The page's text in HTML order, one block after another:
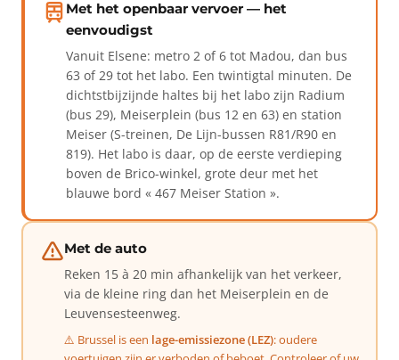
Met het openbaar vervoer — het
eenvoudigst
Vanuit Elsene: metro 2 of 6 tot Madou, dan bus
63 of 29 tot het labo. Een twintigtal minuten. De
dichtstbijzijnde haltes bij het labo zijn Radium
(bus 29), Meiserplein (bus 12 en 63) en station
Meiser (S-treinen, De Lijn-bussen R81/R90 en
819). Het labo is daar, op de eerste verdieping
boven de Brico-winkel, grote deur met het
blauwe bord « 467 Meiser Station ».
Met de auto
Reken 15 à 20 min afhankelijk van het verkeer,
via de kleine ring dan het Meiserplein en de
Leuvensesteenweg.
⚠️ Brussel is een lage-emissiezone (LEZ): oudere